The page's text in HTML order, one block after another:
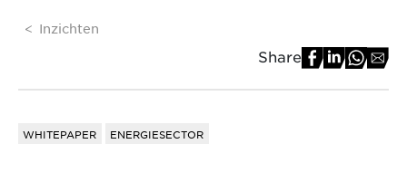
Inzichten
Share
WHITEPAPER ENERGIESECTOR